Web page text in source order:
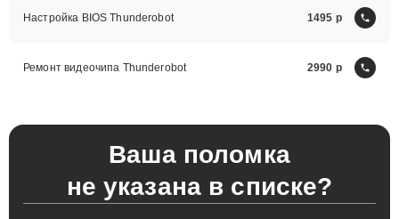
Настройка BIOS Thunderobot 1495
Ремонт видеочипа Thunderobot 2990
Ваша поломка
не указана в списке?